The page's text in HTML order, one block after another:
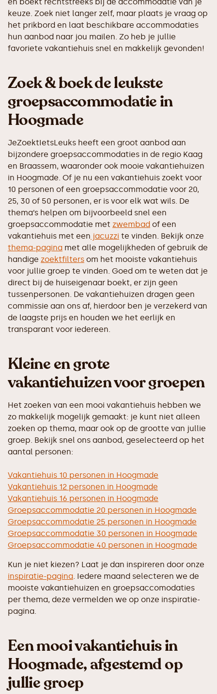
keuze. Zoek niet langer zelf, maar plaats je vraag op
het prikbord en laat beschikbare accommodaties
hun aanbod naar jou mailen. Zo heb je jullie
favoriete vakantiehuis snel en makkelijk gevonden!
Zoek & boek de leukste
groepsaccommodatie in
Hoogmade
JeZoektIetsLeuks heeft een groot aanbod aan
bijzondere groepsaccommodaties in de regio Kaag
en Braassem, waaronder ook mooie vakantiehuizen
in Hoogmade. Of je nu een vakantiehuis zoekt voor
10 personen of een groepsaccommodatie voor 20,
25, 30 of 50 personen, er is voor elk wat wils. De
thema’s helpen om bijvoorbeeld snel een
groepsaccommodatie met zwembad of een
vakantiehuis met een jacuzzi te vinden. Bekijk onze
thema-pagina met alle mogelijkheden of gebruik de
handige zoektfilters om het mooiste vakantiehuis
voor jullie groep te vinden. Goed om te weten dat je
direct bij de huiseigenaar boekt, er zijn geen
tussenpersonen. De vakantiehuizen dragen geen
commissie aan ons af, hierdoor ben je verzekerd van
de laagste prijs en houden we het eerlijk en
transparant voor iedereen.
Kleine en grote
vakantiehuizen voor groepen
Het zoeken van een mooi vakantiehuis hebben we
zo makkelijk mogelijk gemaakt: je kunt niet alleen
zoeken op thema, maar ook op de grootte van jullie
groep. Bekijk snel ons aanbod, geselecteerd op het
aantal personen:
Vakantiehuis 10 personen in Hoogmade
Vakantiehuis 12 personen in Hoogmade
Vakantiehuis 16 personen in Hoogmade
Groepsaccommodatie 20 personen in Hoogmade
Groepsaccommodatie 25 personen in Hoogmade
Groepsaccommodatie 30 personen in Hoogmade
Groepsaccommodatie 40 personen in Hoogmade
Kun je niet kiezen? Laat je dan inspireren door onze
inspiratie-pagina. Iedere maand selecteren we de
mooiste vakantiehuizen en groepsaccomodaties
per thema, deze vermelden we op onze inspiratie-
pagina.
Een mooi vakantiehuis in
Hoogmade, afgestemd op
jullie groep